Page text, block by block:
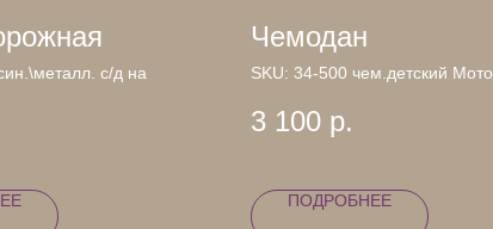
с/д на
Чемодан
SKU: 34-500 чем.детский Мото
3 100 р.
ПОДРОБНЕЕ